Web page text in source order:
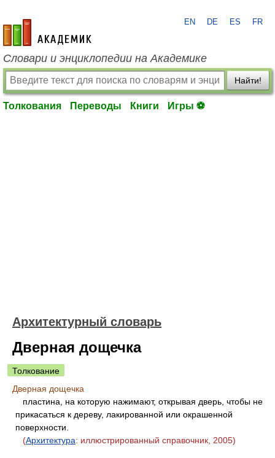
academic.ru
EN DE ES FR
Словари и энциклопедии на Академике
Найти!
Толкования Переводы Книги Игры ⚽
Архитектурный словарь
Дверная дощечка
Толкование
Дверная дощечка
пластина, на которую нажимают, открывая дверь, чтобы не
прикасаться к дереву, лакированной или окрашенной
поверхности.
(Архитектура: иллюстрированный справочник, 2005)